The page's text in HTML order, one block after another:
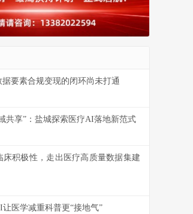
要素合规变现的闭环尚未打通
共享”：盐城探索医疗AI落地新范式
床积极性，走出医疗高质量数据集建
医学减重科普更“接地气”